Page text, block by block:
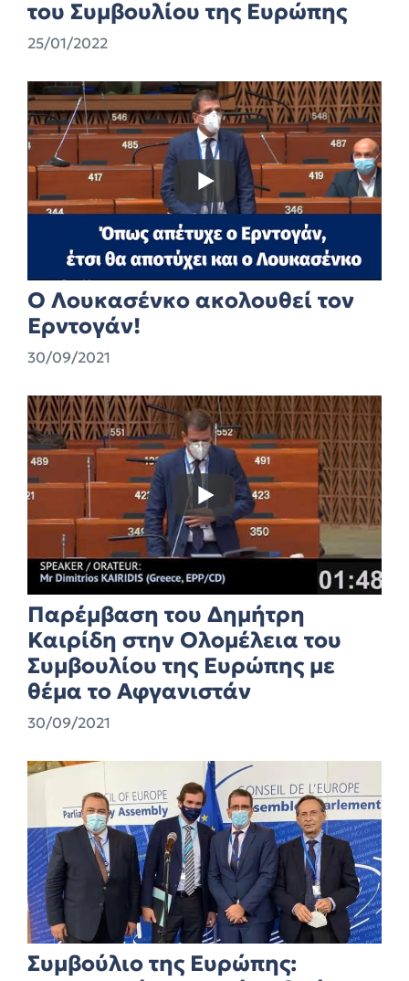
του Συμβουλίου της Ευρώπης
25/01/2022
Ο Λουκασένκο ακολουθεί τον
Ερντογάν!
30/09/2021
Παρέμβαση του Δημήτρη
Καιρίδη στην Ολομέλεια του
Συμβουλίου της Ευρώπης με
θέμα το Αφγανιστάν
30/09/2021
Συμβούλιο της Ευρώπης: